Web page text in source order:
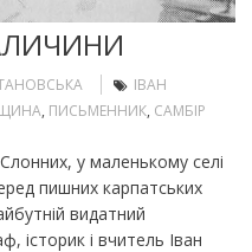
ІВАН
, ПИСЬМЕННИК, САМБІР
у маленькому селі
пишних карпатських
видатний
історик і вчитель Іван